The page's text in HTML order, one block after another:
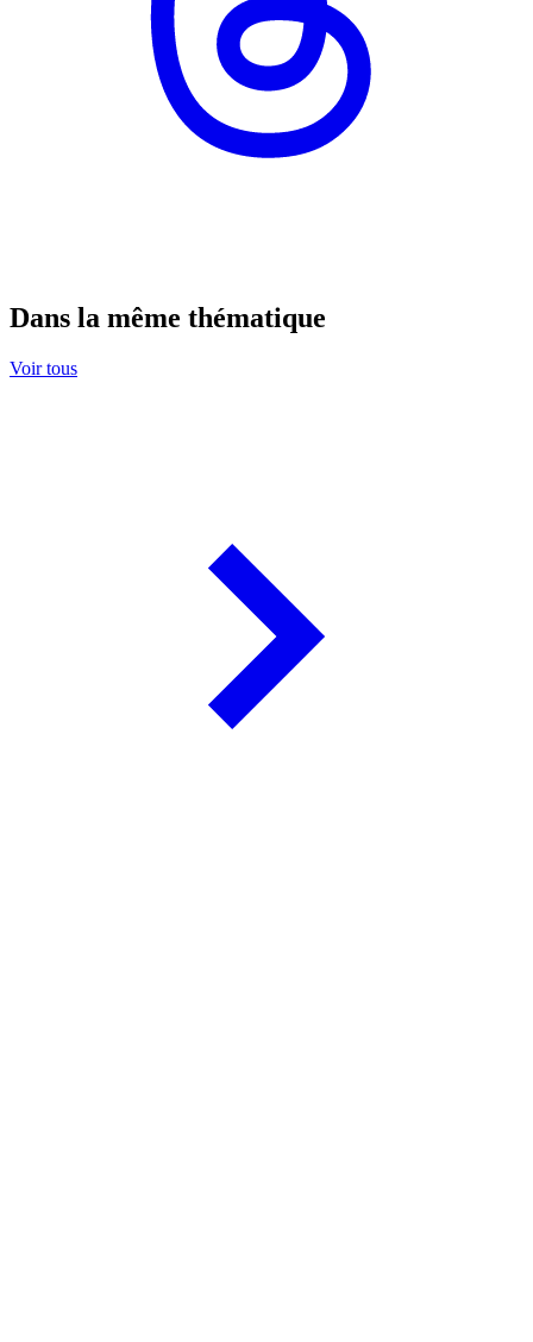
Dans la même thématique
Voir tous